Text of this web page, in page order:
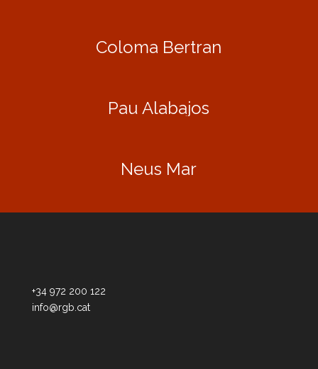
Coloma Bertran
Pau Alabajos
Neus Mar
+34 972 200 122
info@rgb.cat